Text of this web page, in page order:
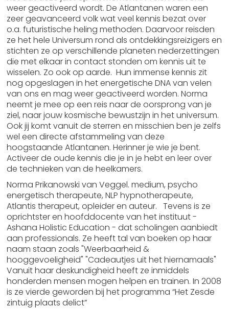
weer geactiveerd wordt. De Atlantanen waren een
zeer geavanceerd volk wat veel kennis bezat over
o.a. futuristische heling methoden. Daarvoor reisden
ze het hele Universum rond als ontdekkingsreizigers en
stichten ze op verschillende planeten nederzettingen
die met elkaar in contact stonden om kennis uit te
wisselen. Zo ook op aarde. Hun immense kennis zit
nog opgeslagen in het energetische DNA van velen
van ons en mag weer geactiveerd worden. Norma
neemt je mee op een reis naar de oorsprong van je
ziel, naar jouw kosmische bewustzijn in het universum.
Ook jij komt vanuit de sterren en misschien ben je zelfs
wel een directe afstammeling van deze
hoogstaande Atlantanen. Herinner je wie je bent.
Activeer de oude kennis die je in je hebt en leer over
de technieken van de heelkamers.
Norma Prikanowski van Veggel. medium, psycho
energetisch therapeute, NLP hypnotherapeute,
Atlantis therapeut, opleider en auteur. Tevens is ze
oprichtster en hoofddocente van het instituut -
Ashana Holistic Education - dat scholingen aanbiedt
aan professionals. Ze heeft tal van boeken op haar
naam staan zoals "Weerbaarheid &
hooggevoeligheid" "Cadeautjes uit het hiernamaals"
Vanuit haar deskundigheid heeft ze inmiddels
honderden mensen mogen helpen en trainen. In 2008
is ze vierde geworden bij het programma “Het Zesde
zintuig plaats delict”